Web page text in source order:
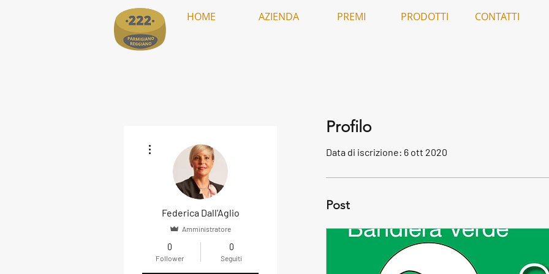
HOME AZIENDA PREMI PRODOTTI CONTATTI
Profilo
Data di iscrizione: 6 ott 2020
Post
Federica Dall'Aglio
Amministratore
0
Follower
0
Seguiti